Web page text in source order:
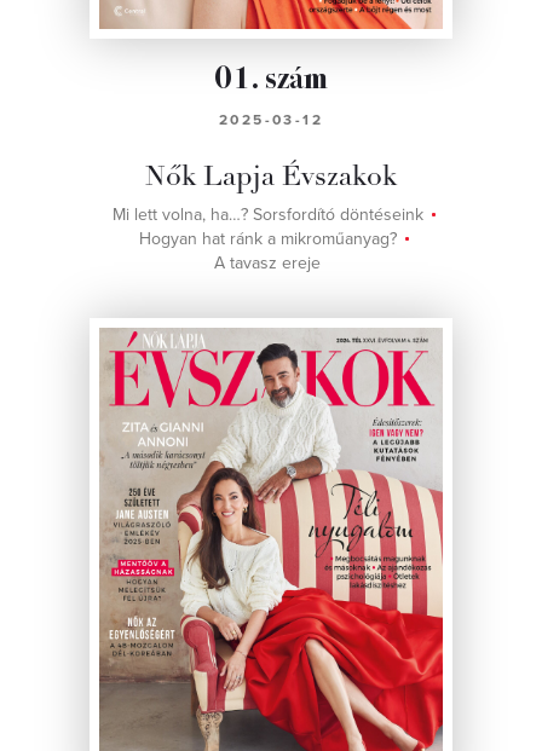
01. szám
2025-03-12
Nők Lapja Évszakok
Mi lett volna, ha…? Sorsfordító döntéseink
Hogyan hat ránk a mikroműanyag?
A tavasz ereje